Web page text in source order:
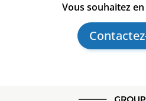
Vous souhaitez